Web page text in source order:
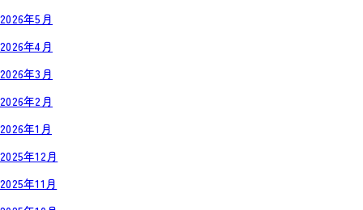
2026年5月
2026年4月
2026年3月
2026年2月
2026年1月
2025年12月
2025年11月